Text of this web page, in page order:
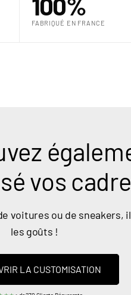
FABRIQUÉ EN FRANCE
vos
voitures ou de sneakers,
les goûts !
LA CUSTOMISATION